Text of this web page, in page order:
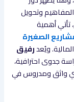
وتحويل
تأتي أهمية
الصغيرة
ويُعدرفيق
جدوى احترافية،
واثق ومدروس في